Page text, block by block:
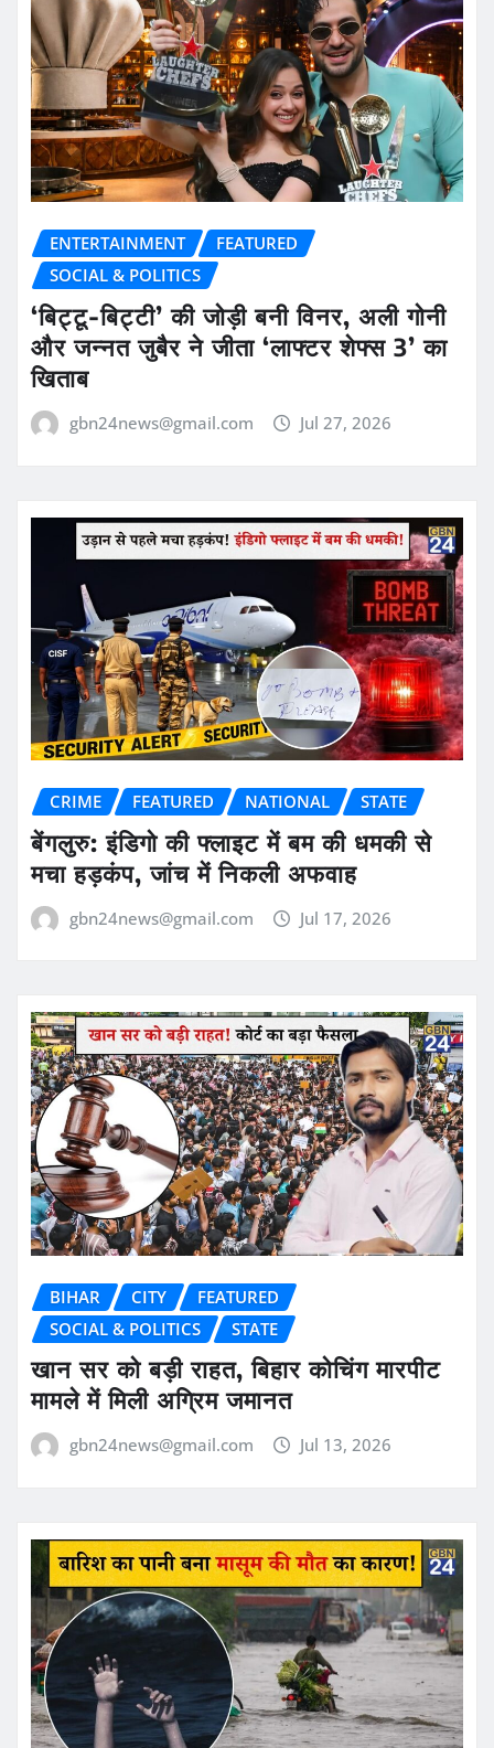
ENTERTAINMENT
FEATURED
SOCIAL & POLITICS
‘बिट्टू-बिट्टी’ की जोड़ी बनी विनर, अली गोनी
और जन्नत जुबैर ने जीता ‘लाफ्टर शेफ्स 3’ का
खिताब
gbn24news@gmail.com Jul 27, 2026
CRIME FEATURED NATIONAL STATE
बेंगलुरु: इंडिगो की फ्लाइट में बम की धमकी से
मचा हड़कंप, जांच में निकली अफवाह
gbn24news@gmail.com Jul 17, 2026
BIHAR CITY
FEATURED
SOCIAL & POLITICS
STATE
खान सर को बड़ी राहत, बिहार कोचिंग मारपीट
मामले में मिली अग्रिम जमानत
gbn24news@gmail.com Jul 13, 2026